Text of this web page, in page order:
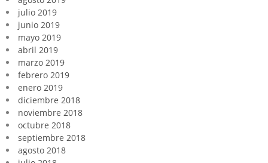
julio 2019
junio 2019
mayo 2019
abril 2019
marzo 2019
febrero 2019
enero 2019
diciembre 2018
noviembre 2018
octubre 2018
septiembre 2018
agosto 2018